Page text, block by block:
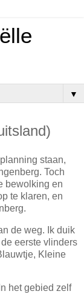
▼
staan,
Toch
bewolking en
te klaren, en
de weg. Ik duik
eerste vlinders
Kleine
In het gebied zelf